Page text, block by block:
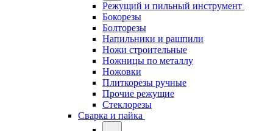
Режущий и пильный инструмент
Бокорезы
Болторезы
Напильники и рашпили
Ножи строительные
Ножницы по металлу
Ножовки
Плиткорезы ручные
Прочие режущие
Стеклорезы
Сварка и пайка